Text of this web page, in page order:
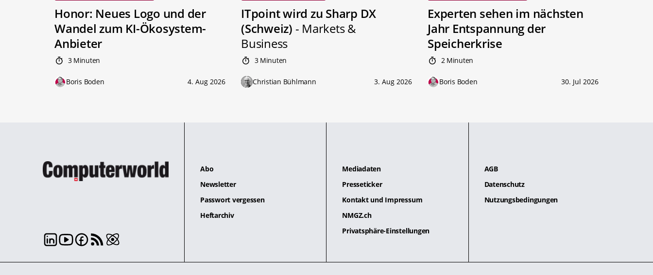
Honor: Neues Logo und der
Wandel zum KI-Ökosystem-
Anbieter
3 Minuten
Boris Boden 4. Aug 2026
ITpoint wird zu Sharp DX
(Schweiz) - Markets &
Business
3 Minuten
Christian Bühlmann 3. Aug 2026
Experten sehen im nächsten
Jahr Entspannung der
Speicherkrise
2 Minuten
Boris Boden 30. Jul 2026
Abo
Newsletter
Passwort vergessen
Heftarchiv
Mediadaten
Presseticker
Kontakt und Impressum
NMGZ.ch
Privatsphäre-Einstellungen
AGB
Datenschutz
Nutzungsbedingungen